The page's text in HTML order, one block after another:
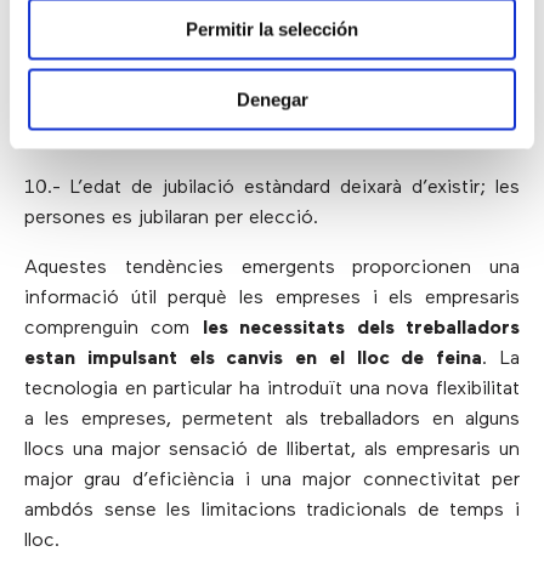
Permitir la selección
Denegar
de col·laboració per a la feina.
9.- L’automatització, les màquines intel·ligents i la
intel·ligència artificial reemplaçaran a les persones en
10.- L’edat de jubilació estàndard deixarà d’existir; les
persones es jubilaran per elecció.
Aquestes tendències emergents proporcionen una
informació útil perquè les empreses i els empresaris
comprenguin com
les necessitats dels treballadors
estan impulsant els canvis en el lloc de feina. La
tecnologia en particular ha introduït una nova flexibilitat
a les empreses, permetent als treballadors en alguns
llocs una major sensació de llibertat, als empresaris un
major grau d’eficiència i una major connectivitat per
ambdós sense les limitacions tradicionals de temps i
lloc.